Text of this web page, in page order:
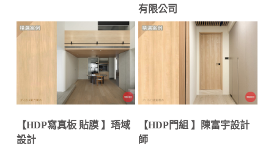
有限公司
【HDP寫真板 貼膜 】珸域
設計
【HDP門組 】陳富宇設計
師